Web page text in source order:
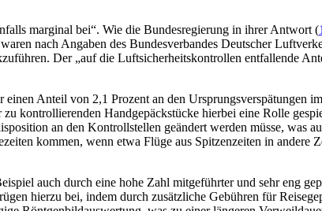
marginal bei“. Wie die Bundesregierung in ihrer Antwort (
nach Angaben des Bundesverbandes Deutscher
Der „auf die Luftsicherheitskontrollen entfallende
Anteil von 2,1 Prozent an den Ursprungsverspätungen
Handgepäckstücke hierbei eine Rolle
an den Kontrollstellen geändert werden müsse, was
kommen, wenn etwa Flüge aus Spitzenzeiten in andere
auch durch eine hohe Zahl mitgeführter und sehr eng
hierzu bei, indem durch zusätzliche Gebühren für